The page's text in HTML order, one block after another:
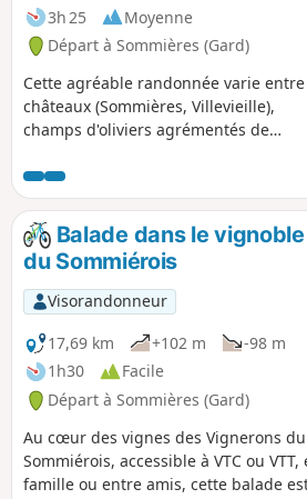
3h 25
Moyenne
Départ à Sommières (Gard)
Cette agréable randonnée varie entre
châteaux (Sommières, Villevieille),
champs d'oliviers agrémentés de
également à travers les anciennes
carrières du Bon Temps à Junas, qui
accueillent un festival de Jazz en juillet.
Balade dans le
du Sommiérois
Visorandonneur
17,69 km
+102 m
-98 m
1h30
Facile
Départ à Sommières (Gard)
Au cœur des vignes des Vignerons du
Sommiérois, accessible à VTC ou VTT,
famille ou entre amis, cette balade